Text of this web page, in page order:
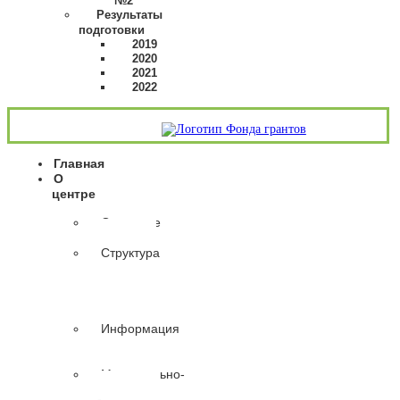
Результаты
подготовки
2019
2020
2021
2022
Главная
О
центре
Основные
Структура
Информация
Материально-